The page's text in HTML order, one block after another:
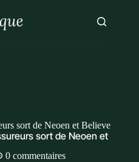
sort de Neoen et Believe
sort de Neoen et
0 commentaires